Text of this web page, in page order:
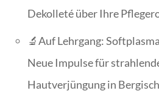
Dekolleté über Ihre
🔬Auf Lehrgang:
Neue Impulse für
Hautverjüngung in